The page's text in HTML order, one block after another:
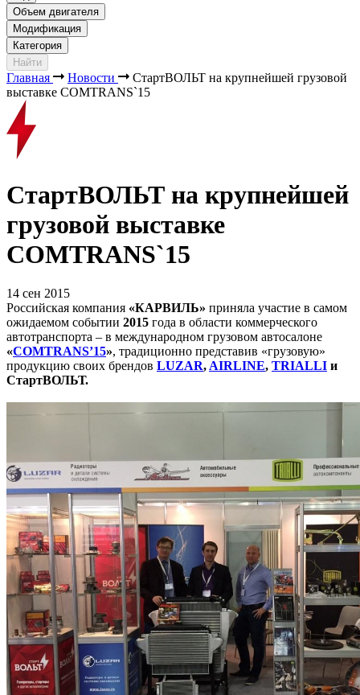
Объем двигателя
Модификация
Категория
Найти
Главная Новости
СтартВОЛЬТ на крупнейшей грузовой
выставке COMTRANS`15
СтартВОЛЬТ на крупнейшей
грузовой выставке
COMTRANS`15
14 сен 2015
Российская компания «КАРВИЛЬ» приняла участие в самом
ожидаемом событии 2015 года в области коммерческого
автотранспорта – в международном грузовом автосалоне
«COMTRANS’15», традиционно представив «грузовую»
продукцию своих брендов LUZAR, AIRLINE, TRIALLI и
СтартВОЛЬТ.